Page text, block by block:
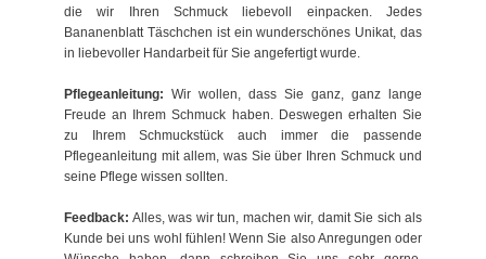
die wir Ihren Schmuck liebevoll einpacken. Jedes
Bananenblatt Täschchen ist ein wunderschönes Unikat, das
in liebevoller Handarbeit für Sie angefertigt wurde.
Pflegeanleitung: Wir wollen, dass Sie ganz, ganz lange
Freude an Ihrem Schmuck haben. Deswegen erhalten Sie
zu Ihrem Schmuckstück auch immer die passende
Pflegeanleitung mit allem, was Sie über Ihren Schmuck und
seine Pflege wissen sollten.
Feedback: Alles, was wir tun, machen wir, damit Sie sich als
Kunde bei uns wohl fühlen! Wenn Sie also Anregungen oder